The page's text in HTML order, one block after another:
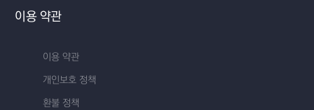
이용 약관
이용 약관
개인보호 정책
환불 정책